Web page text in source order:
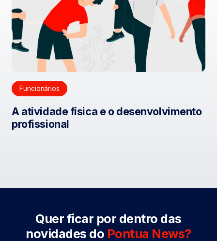
Funcionários
A atividade física e o desenvolvimento
profissional
Quer ficar por dentro das
novidades do Pontua News?